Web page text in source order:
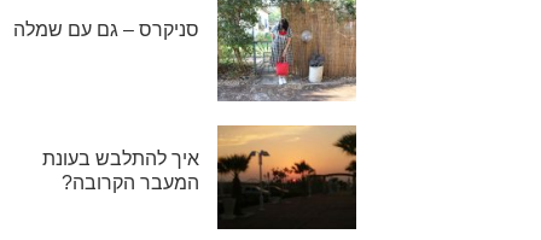
סניקרס – גם עם שמלה
איך להתלבש בעונת
המעבר הקרובה?